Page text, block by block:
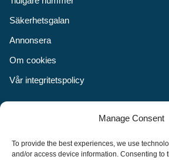
Manage Consent
To provide the best experiences, we use
and/or access device information. Consenting to
Säkerhetsgalan
Annonsera
Om cookies
Vår integritetspolicy
Instagram